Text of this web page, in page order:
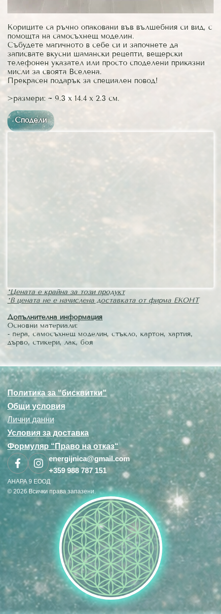
Кориците са ръчно опаковани във вълшебния си вид, с
помощта на самосъхнещ моделин.
Събудете магичното в себе си и започнете да
записвате вкусни шамански рецепти, вещерски
телефонен указател или просто споделени приказни
мисли за своята Вселена.
Прекрасен подарък за специален повод!
>размери: ~ 9.3 x 14.4 x 2.3 см.
Сподели
*Цената е крайна за този продукт
*В цената не е начислена доставката от фирма ЕКОНТ
Допълнителна информация
Основни материали:
- пера, самосъхнещ моделин, стъкло, картон, хартия,
дърво, стикери, лак, боя
Политика за “бисквитки“
Общи условия
Лични данни
Условия за доставка
Формуляр “Право на отказ“
energijnica@gmail.com
+359 988 787 151
АНАРА 9 ЕООД
© 2026 Всички права запазени.